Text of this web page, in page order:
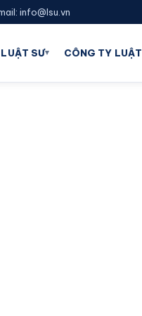
info@lsu.vn
LUẬT SƯ▾ CÔNG TY LUẬT